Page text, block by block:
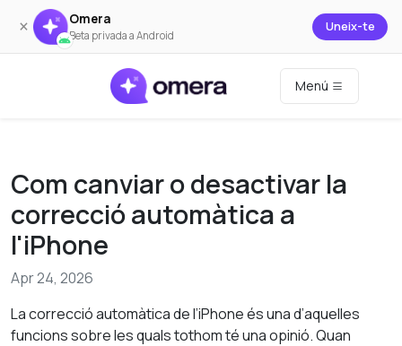
× Omera
Beta privada a Android
Uneix-te
Menú
Com canviar o desactivar la
correcció automàtica a
l'iPhone
Apr 24, 2026
La correcció automàtica de l’iPhone és una d’aquelles
funcions sobre les quals tothom té una opinió. Quan